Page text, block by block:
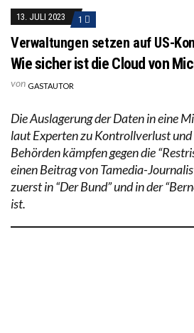
13. JULI 2023 1
Verwaltungen setzen auf US-
Wie sicher ist die Cloud von
von GASTAUTOR
Die Auslagerung der Daten in eine
laut Experten zu Kontrollverlust
Behörden kämpfen gegen die
einen Beitrag von Tamedia-
zuerst in “Der Bund” und in der
ist.